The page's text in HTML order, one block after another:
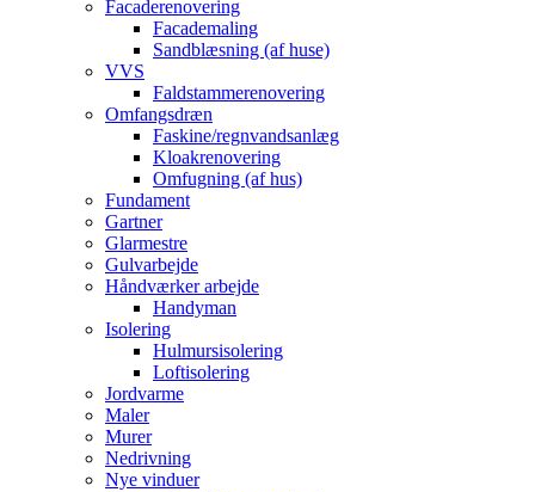
Facaderenovering
Facademaling
Sandblæsning (af huse)
VVS
Faldstammerenovering
Omfangsdræn
Faskine/regnvandsanlæg
Kloakrenovering
Omfugning (af hus)
Fundament
Gartner
Glarmestre
Gulvarbejde
Håndværker arbejde
Handyman
Isolering
Hulmursisolering
Loftisolering
Jordvarme
Maler
Murer
Nedrivning
Nye vinduer